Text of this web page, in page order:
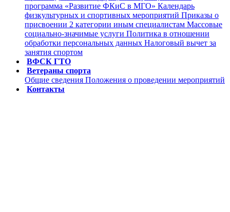
программа «Развитие ФКиС в МГО» Календарь
физкультурных и спортивных мероприятий Приказы о
присвоении 2 категории иным специалистам Массовые
социально-значимые услуги Политика в отношении
обработки персональных данных Налоговый вычет за
занятия спортом
ВФСК ГТО
Ветераны спорта
Общие сведения Положения о проведении мероприятий
Контакты